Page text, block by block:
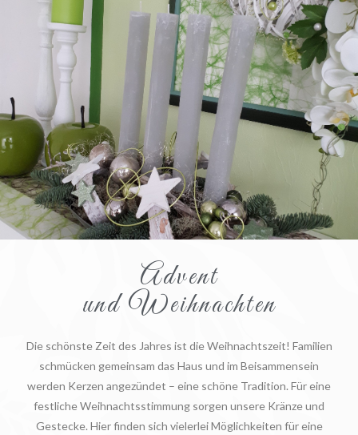
Advent
und Weihnachten
Die schönste Zeit des Jahres ist die Weihnachtszeit! Familien
schmücken gemeinsam das Haus und im Beisammensein
werden Kerzen angezündet – eine schöne Tradition. Für eine
festliche Weihnachtsstimmung sorgen unsere Kränze und
Gestecke. Hier finden sich vielerlei Möglichkeiten für eine